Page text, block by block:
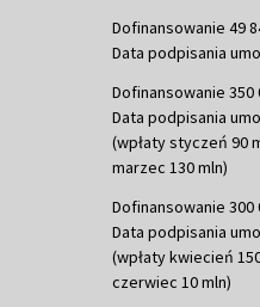
Dofinansowanie 49
Data podpisania
Dofinansowanie 350
Data podpisania
(wpłaty styczeń 90
marzec 130 mln)
Dofinansowanie 300
Data podpisania
(wpłaty kwiecień
czerwiec 10 mln)